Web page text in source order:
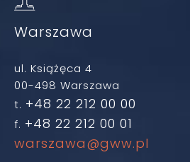
Warszawa
ul. Książęca 4
00-498 Warszawa
t. +48 22 212 00 00
f. +48 22 212 00 01
warszawa@gww.pl